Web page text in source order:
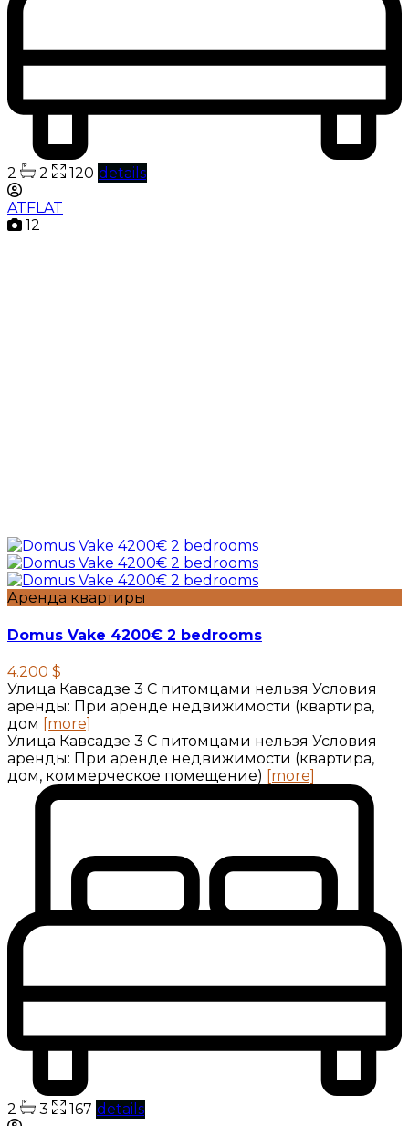
2 2 120 details
ATFLAT
12
Аренда квартиры
Domus Vake 4200€ 2 bedrooms
4.200 $
Улица Кавсадзе 3 C питомцами нельзя Условия
аренды: При аренде недвижимости (квартира,
дом [more]
Улица Кавсадзе 3 C питомцами нельзя Условия
аренды: При аренде недвижимости (квартира,
дом, коммерческое помещение) [more]
2 3 167 details